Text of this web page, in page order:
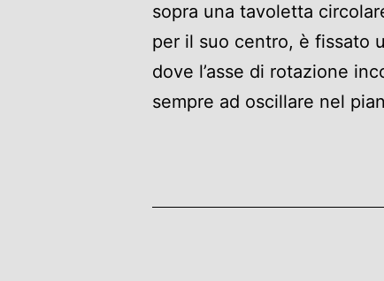
sopra una tavoletta
per il suo centro, è fissato
dove l’asse di rotazione
sempre ad oscillare nel